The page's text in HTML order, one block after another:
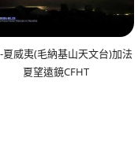
夏威夷(毛納基山天文台)加法
夏望遠鏡CFHT